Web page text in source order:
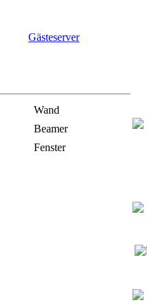
Gästeserver
Wand
Beamer
Fenster